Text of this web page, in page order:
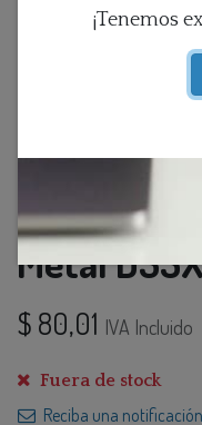
¡Tenemos
Lamp.
Metal
$ 80,01 IVA Incluido
Fuera de stock
Reciba una